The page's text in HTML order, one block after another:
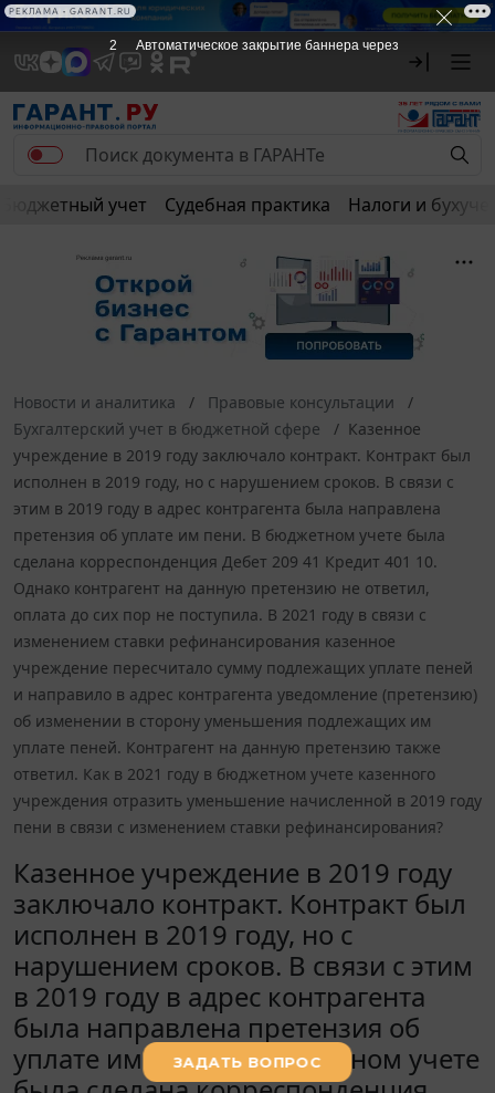
Бюджетный учет Судебная практика Налоги и
Новости и аналитика
Правовые консультации
Бухгалтерский учет в бюджетной сфере
Казенное
учреждение в 2019 году заключало контракт. Контракт был
исполнен в 2019 году, но с нарушением сроков. В связи с
этим в 2019 году в адрес контрагента была направлена
претензия об уплате им пени. В бюджетном учете была
сделана корреспонденция Дебет 209 41 Кредит 401 10.
Однако контрагент на данную претензию не ответил,
оплата до сих пор не поступила. В 2021 году в связи с
изменением ставки рефинансирования казенное
учреждение пересчитало сумму подлежащих уплате пеней
и направило в адрес контрагента уведомление (претензию)
об изменении в сторону уменьшения подлежащих им
уплате пеней. Контрагент на данную претензию также
ответил. Как в 2021 году в бюджетном учете казенного
учреждения отразить уменьшение начисленной в 2019 году
пени в связи с изменением ставки рефинансирования?
Казенное учреждение в 2019 году
заключало контракт. Контракт был
исполнен в 2019 году, но с
нарушением сроков. В связи с этим
в 2019 году в адрес контрагента
была направлена претензия об
уплате им пени. В бюджетном учете
2 Автоматическое закрытие баннера через
РЕКЛАМА • GARANT.RU